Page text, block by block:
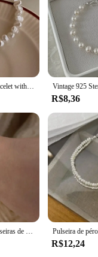
925 Sterling Silver Bracelet with Pearls Knots para Mulheres, Coração, Luxury Jewelry Acessórios, Fashion Gift, Novo
R$8,36
925 Sterling Silver Pulseiras de Pérolas de Dupla Camada para Mulheres, Zircão Espumante Bola Bead Bracelet, Jóias Vintage Original, Luxo
R$12,24